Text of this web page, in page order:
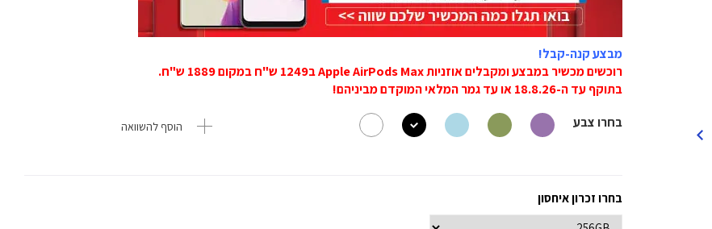
מבצע קנה-קבל!
רוכשים מכשיר במבצע ומקבלים אוזניות Apple AirPods Max ב1249 ש"ח במקום 1889 ש"ח.
בתוקף עד ה-18.8.26 או עד גמר המלאי המוקדם מביניהם!
בחרו צבע
הוסף להשוואה
בחרו זכרון איחסון